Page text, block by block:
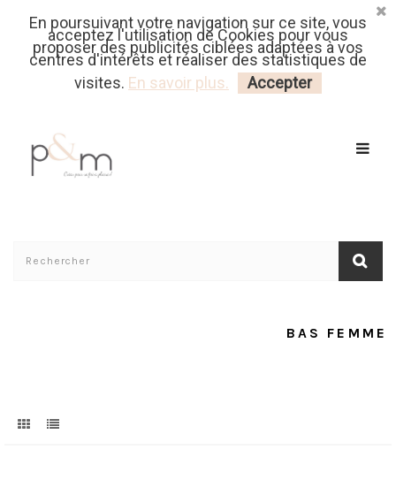
Fr| En Euro | USD
MON PANIER CONNECTEZ-VOUS
BAS FEMME
En poursuivant votre navigation sur ce site, vous
acceptez l'utilisation de Cookies pour vous
proposer des publicités ciblées adaptées à vos
centres d'intérêts et réaliser des statistiques de
visites. En savoir plus. Accepter